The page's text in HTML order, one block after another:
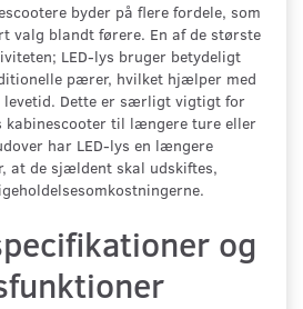
byder på flere fordele, som
valg blandt førere. En af de største
LED-lys bruger betydeligt
pærer, hvilket hjælper med
Dette er særligt vigtigt for
kabinescooter til længere ture eller
har LED-lys en længere
at de sjældent skal udskiftes,
og